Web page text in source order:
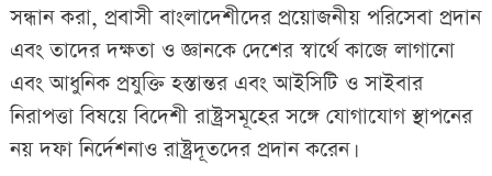
সন্ধান করা, প্রবাসী বাংলাদেশীদের প্রয়োজনীয় পরিসেবা প্রদান
এবং তাদের দক্ষতা ও জ্ঞানকে দেশের স্বার্থে কাজে লাগানো
এবং আধুনিক প্রযুক্তি হস্তান্তর এবং আইসিটি ও সাইবার
নিরাপত্তা বিষয়ে বিদেশী রাষ্ট্রসমূহের সঙ্গে যোগাযোগ স্থাপনের
নয় দফা নির্দেশনাও রাষ্ট্রদূতদের প্রদান করেন।